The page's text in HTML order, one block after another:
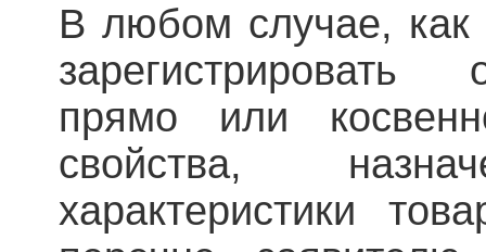
В любом случае,
зарегистрировать
прямо или
свойства,
характеристики